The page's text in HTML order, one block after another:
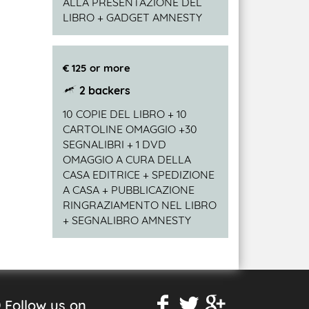
LIBRO + GADGET AMNESTY
€ 125 or more
2 backers
10 COPIE DEL LIBRO + 10
CARTOLINE OMAGGIO +30
SEGNALIBRI + 1 DVD
OMAGGIO A CURA DELLA
CASA EDITRICE + SPEDIZIONE
A CASA + PUBBLICAZIONE
RINGRAZIAMENTO NEL LIBRO
+ SEGNALIBRO AMNESTY
Follow us on